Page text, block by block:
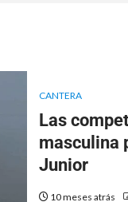
CANTERA
Las
masculina
Junior
10 meses atrás